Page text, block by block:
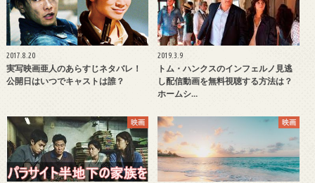
2017.8.20
実写映画亜人のあらすじネタバレ！
公開日はいつでキャストは誰？
2019.3.9
トム・ハンクスのインフェルノ見逃
し配信動画を無料視聴する方法は？
ホームシ…
映画 映画